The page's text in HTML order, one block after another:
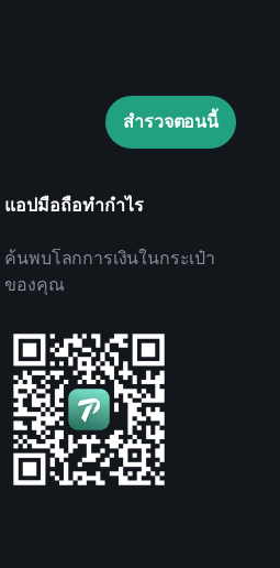
ข้อมูลตลาดที่ขับ
สำรวจตอนนี้
แอปมือถือทำกำไร
ค้นพบโลกการเงินในกระเป๋า
ของคุณ